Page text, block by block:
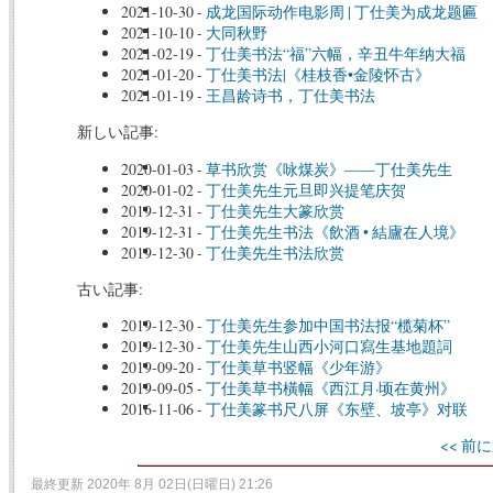
2021-10-30- 成龙国际动作电影周 | 丁仕美为成龙题匾
2021-10-10- 大同秋野
2021-02-19- 丁仕美书法“福”六幅，辛丑牛年纳大福
2021-01-20- 丁仕美书法|《桂枝香•金陵怀古》
2021-01-19- 王昌龄诗书，丁仕美书法
新しい記事:
2020-01-03 - 草书欣赏《咏煤炭》——丁仕美先生
2020-01-02- 丁仕美先生元旦即兴提笔庆贺
2019-12-31 - 丁仕美先生大篆欣赏
2019-12-31 - 丁仕美先生书法《飲酒 • 結廬在人境》
2019-12-30- 丁仕美先生书法欣赏
古い記事:
2019-12-30- 丁仕美先生参加中国书法报“榄菊杯”
2019-12-30- 丁仕美先生山西小河口寫生基地題詞
2019-09-20- 丁仕美草书竖幅《少年游》
2019-09-05 - 丁仕美草书橫幅《西江月·顷在黄州》
2016-11-06- 丁仕美篆书尺八屏《东壁、坡亭》对联
<< 前に
最終更新 2020年 8月 02日(日曜日) 21:26